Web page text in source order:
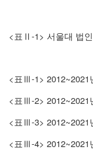
< 표 Ⅱ -1> 서울대 법
< 표 Ⅲ-1> 2012~2021
< 표 Ⅲ-2> 2012~2021
< 표 Ⅲ-3> 2012~2021
< 표 Ⅲ-4> 2012~2021